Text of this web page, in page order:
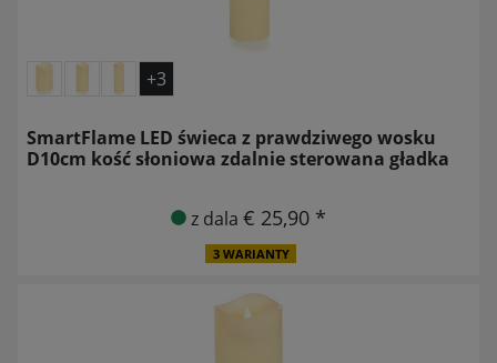
+3
SmartFlame LED świeca z prawdziwego wosku
D10cm kość słoniowa zdalnie sterowana gładka
z dala € 25,90 *
3 WARIANTY